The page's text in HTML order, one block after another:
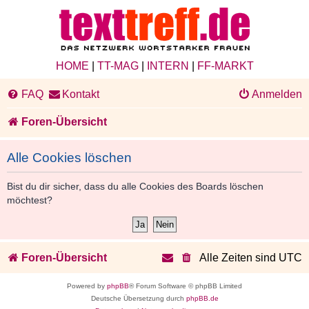
HOME TT-MAG| INTERN FF-MARKT
FAQ Kontakt Anmelden
Foren-Übersicht
Alle Cookies löschen
Bist du dir sicher, dass du alle Cookies des Boards löschen
möchtest?
Foren-Übersicht Alle Zeiten sind UTC
Powered by phpBB® Forum Software © phpBB Limited
Deutsche Übersetzung durch phpBB.de